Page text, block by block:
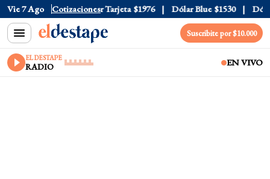
Vie 7 Ago Cotizaciones
$1520 Dólar Tarjeta $1976 Dólar Blue $1530 Dólar
Suscribite por $10.000
EL DESTAPE
RADIO EN VIVO